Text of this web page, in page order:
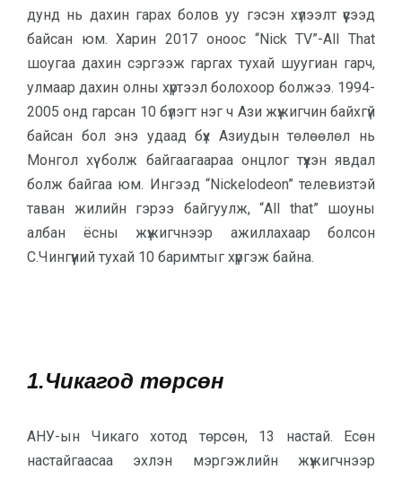
дунд нь дахин гарах болов уу гэсэн хүлээлт үүсээд
байсан юм. Харин 2017 оноос “Nick TV”-All That
шоугаа дахин сэргээж гаргах тухай шуугиан гарч,
улмаар дахин олны хүртээл болохоор болжээ. 1994-
2005 онд гарсан 10 бүлэгт нэг ч Ази жүжигчин байхгүй
байсан бол энэ удаад бүх Азиудын төлөөлөл нь
Монгол хүү болж байгаагаараа онцлог түүхэн явдал
болж байгаа юм. Ингээд “Nickelodeon” телевизтэй
таван жилийн гэрээ байгуулж, “All that” шоуны
албан ёсны жүжигчнээр ажиллахаар болсон
С.Чингүүний тухай 10 баримтыг хүргэж байна.
1.Чикагод төрсөн
АНУ-ын Чикаго хотод төрсөн, 13 настай. Есөн
настайгаасаа эхлэн мэргэжлийн жүжигчнээр